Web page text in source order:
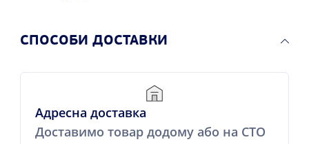
СПОСОБИ ДОСТАВКИ
Адресна доставка
Доставимо товар додому або на СТО